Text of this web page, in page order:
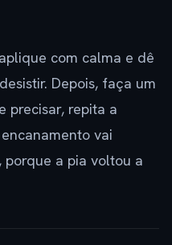
com calma e dê
Depois, faça um
precisar, repita a
vai
porque a pia voltou a